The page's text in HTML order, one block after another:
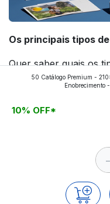
Os principais tipos
Quer saber quais os
aplicados nos
continue a leitura
50 Catálogo Premium -
Enobrecimento
10% OFF*
−